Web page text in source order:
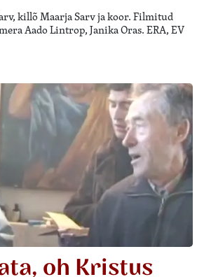
killõ Maarja Sarv ja koor. Filmitud
Aado Lintrop, Janika Oras. ERA, EV
oh Kristus